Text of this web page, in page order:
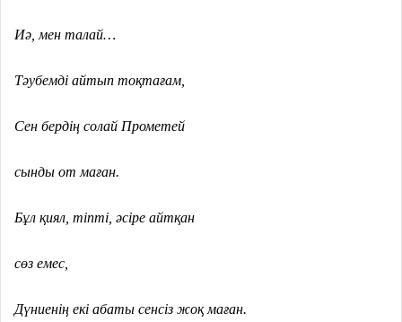
Иә, мен талай…
Тәубемді айтып тоқтағам,
Сен бердің солай Прометей
сынды от маған.
Бұл қиял, тіпті, әсіре айтқан
сөз емес,
Дүниенің екі абаты сенсіз жоқ маған.